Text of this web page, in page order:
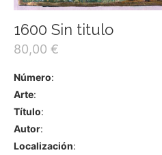
1600 Sin titulo
80,00 €
Número:
Arte:
Título:
Autor:
Localización: